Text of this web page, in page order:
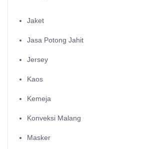
Jaket
Jasa Potong Jahit
Jersey
Kaos
Kemeja
Konveksi Malang
Masker